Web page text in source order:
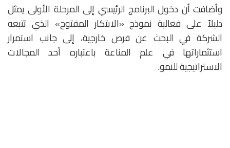
وأضافت أن دخول البرنامج الرئيسي إلى المرحلة الأولى يمثل
دليلاً على فعالية نموذج «الابتكار المفتوح» الذي تتبعه
الشركة في البحث عن فرص خارجية، إلى جانب استمرار
استثماراتها في علم المناعة باعتباره أحد المجالات
الاستراتيجية للنمو.